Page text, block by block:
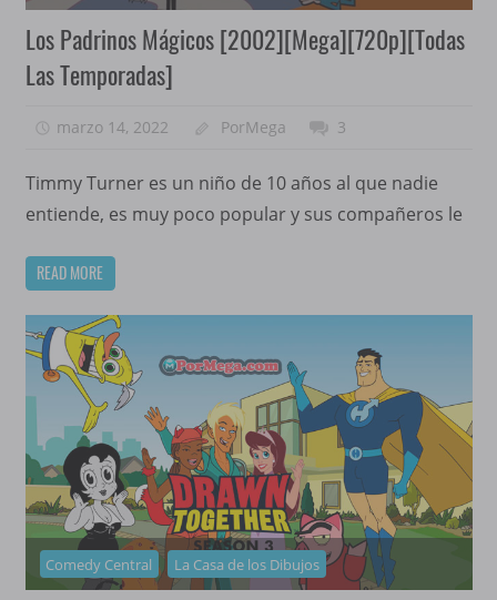
Los Padrinos Mágicos [2002][Mega][720p][Todas
Las Temporadas]
marzo 14, 2022 PorMega 3
Timmy Turner es un niño de 10 años al que nadie
entiende, es muy poco popular y sus compañeros le
READ MORE
Comedy Central La Casa de los Dibujos